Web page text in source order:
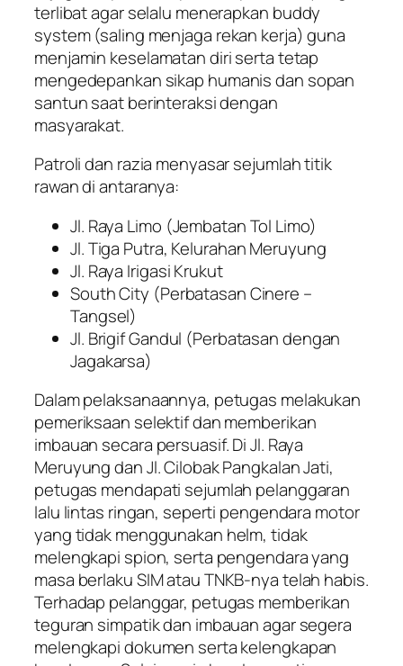
terlibat agar selalu menerapkan buddy
system(saling menjaga rekan kerja) guna
menjamin keselamatan diri serta tetap
mengedepankan sikap humanis dan sopan
santun saat berinteraksi dengan
masyarakat.
Patroli dan razia menyasar sejumlah titik
rawan di antaranya:
Jl. Raya Limo (Jembatan Tol Limo)
Jl. Tiga Putra, Kelurahan Meruyung
Jl. Raya Irigasi Krukut
South City (Perbatasan Cinere –
Tangsel)
Jl. Brigif Gandul (Perbatasan dengan
Jagakarsa)
Dalam pelaksanaannya, petugas melakukan
pemeriksaan selektif dan memberikan
imbauan secara persuasif. Di Jl. Raya
Meruyung dan Jl. Cilobak Pangkalan Jati,
petugas mendapati sejumlah pelanggaran
lalu lintas ringan, seperti pengendara motor
yang tidak menggunakan helm, tidak
melengkapi spion, serta pengendara yang
masa berlaku SIM atau TNKB-nya telah habis.
Terhadap pelanggar, petugas memberikan
teguran simpatik dan imbauan agar segera
melengkapi dokumen serta kelengkapan